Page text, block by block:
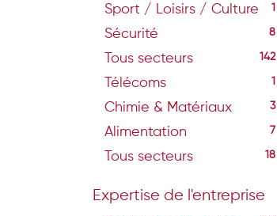
Sport / Loisirs / Culture 1
Sécurité 8
Tous secteurs 142
Télécoms 1
Chimie & Matériaux 3
Alimentation 7
Tous secteurs 18
Expertise de l'entreprise